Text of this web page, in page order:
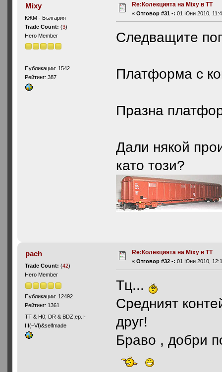
Mixy
КЖМ - България
Trade Count:(3)
Hero Member
Публикации: 1542
Рейтинг: 387
Re:Колекцията на Mixy в ТТ
«Отговор #31 -: 01 Юни 2010,
Следващите
Платформа с
Празна
Дали някой
като този?
pach
Trade Count:(42)
Hero Member
Публикации: 12492
Рейтинг: 1361
ТТ & Н0; DR & BDZ;ep.I-
III(~VI)&selfmade
Re:Колекцията на Mixy в ТТ
«Отговор #32 -: 01 Юни 2010,
Тц...
Средният
друг!
Браво , добри